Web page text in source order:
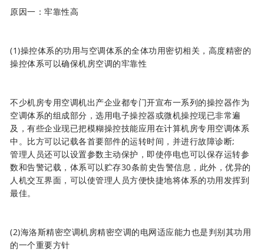
原因一：牢靠性高
(1)操控体系的功用与空调体系的全体功用密切相关，高度精密的
操控体系可以确保机房空调的牢靠性
不少机房专用空调机出产企业都专门开宣布一系列的操控器作为
空调体系的组成部分，选用电子操控器或微机操控现已非常遍
及，有些企业现已把模糊操控技能应用在计算机房专用空调体系
中。比方可以记载各首要部件的运转时间，并进行故障诊断;
管理人员还可以设置参数主动保护，即使停电也可以保存运转参
数和告警记载，体系可以贮存30条前史告警信息，此外，优异的
人机交互界面，可以使管理人员方便快捷地将体系的功用发挥到
最佳。
(2)海洛斯精密空调机房精密空调的电网适应能力也是判别其功用
的一个重要方针